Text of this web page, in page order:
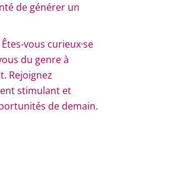
de générer un
vous curieux·se
du genre à
Rejoignez
stimulant et
de demain.